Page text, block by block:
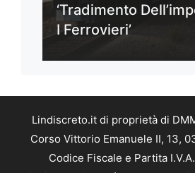
‘Tradimento
I Ferrovieri’
Lindiscreto.it di proprietà di
Corso Vittorio Emanuele II, 13,
Codice Fiscale e Partita